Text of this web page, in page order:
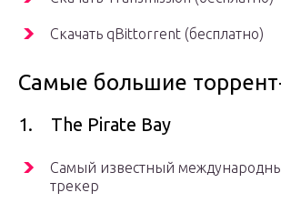
Скачать qBittorrent (бесплатно)
Самые большие
1. The Pirate Bay
Самый известный
трекер